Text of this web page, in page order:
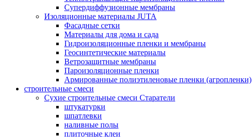
Супердиффузионные мембраны
Изоляционные материалы JUTA
Фасадные сетки
Материалы для дома и сада
Гидроизоляционные пленки и мембраны
Геосинтетические материалы
Ветрозащитные мембраны
Пароизоляционные пленки
Армированные полиэтиленовые пленки (агропленки)
строительные смеси
Сухие строительные смеси Старатели
штукатурки
шпатлевки
наливные полы
плиточные клеи